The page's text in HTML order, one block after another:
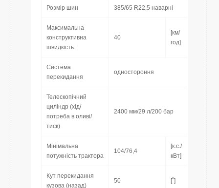
Розмір шин 385/65 R22,5 наварні
Максимальна
конструктивна
швидкість:
40
[км/
год]
Система
перекидання
одностороння
Телескопічний
циліндр (хід/
потреба в оливі/
тиск)
2400 мм/29 л/200 бар
Мінімальна
потужність трактора
104/76,4
[к.с./
кВт]
Кут перекидання
кузова (назад)
50 [˚]